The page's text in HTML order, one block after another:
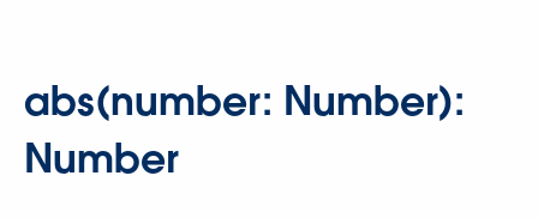
abs(number: Number):
Number